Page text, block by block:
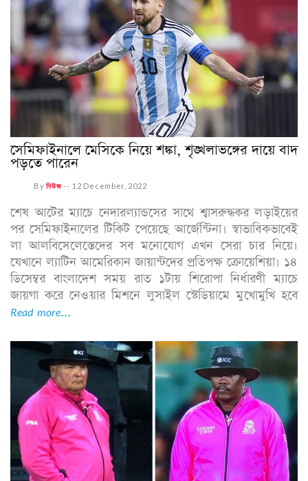
সেমিফাইনালে মেসিকে নিয়ে শঙ্কা, শৃঙ্খলাভঙ্গের দায়ে বাদ
পড়তে পারেন
Byনিউজ -- 12 December, 2022
শেষ আটের ম্যাচে নেদারল্যান্ডসের সাথে শ্বাসরুদ্ধকর লড়াইয়ের
পর সেমিফাইনালের টিকিট পেয়েছে আর্জেন্টিনা। স্বাভাবিকভাবেই
লা আলবিসেলেস্তেদের সব মনোযোগ এখন সেরা চার নিয়ে।
যেখানে ল্যাটিন আমেরিকান জায়ান্টদের প্রতিপক্ষ ক্রোয়েশিয়া। ১৪
ডিসেম্বর বাংলাদেশ সময় রাত ১টায় শিরোপা নির্ধারণী ম্যাচে
জায়গা করে নেওয়ার মিশনে লুসাইল স্টেডিয়ামে মুখোমুখি হবে
Read more...